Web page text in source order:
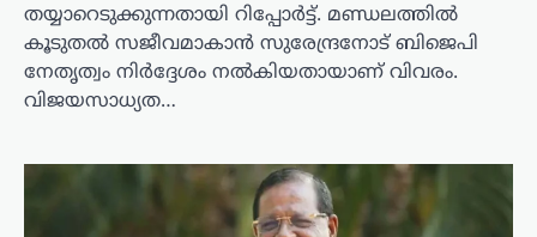
തയ്യാറെടുക്കുന്നതായി റിപ്പോർട്ട്. മണ്ഡലത്തിൽ
കൂടുതൽ സജീവമാകാൻ സുരേന്ദ്രനോട് ബിജെപി
നേതൃത്വം നിർദ്ദേശം നൽകിയതായാണ് വിവരം.
വിജയസാധ്യത…